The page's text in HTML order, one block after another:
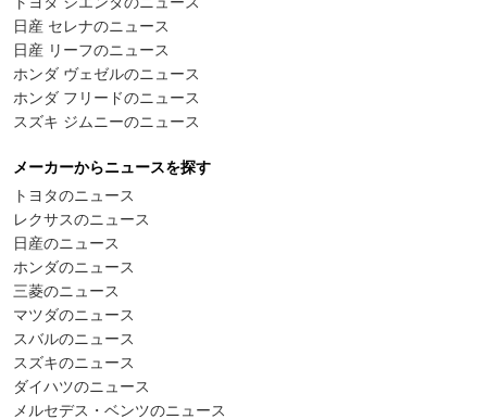
日産 セレナのニュース
日産 リーフのニュース
ホンダ ヴェゼルのニュース
ホンダ フリードのニュース
スズキ ジムニーのニュース
メーカーからニュースを探す
トヨタのニュース
レクサスのニュース
日産のニュース
ホンダのニュース
三菱のニュース
マツダのニュース
スバルのニュース
スズキのニュース
ダイハツのニュース
メルセデス・ベンツのニュース